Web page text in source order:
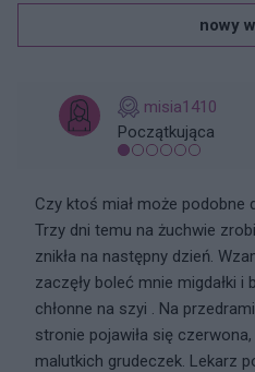
nowy
misia1410
Początkująca
Czy ktoś miał może
Trzy dni temu na żuchwie
znikła na następny dzień.
zaczęły boleć mnie migdałki i
chłonne na szyi . Na
stronie pojawiła się
malutkich grudeczek. Lekarz